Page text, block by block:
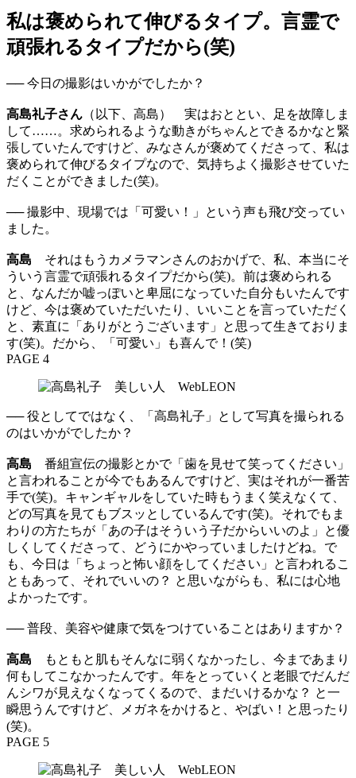
私は褒められて伸びるタイプ。言霊で
頑張れるタイプだから(笑)
── 今日の撮影はいかがでしたか？
高島礼子さん （以下、高島） 実はおととい、足を故障しま
して……。求められるような動きがちゃんとできるかなと緊
張していたんですけど、みなさんが褒めてくださって、私は
褒められて伸びるタイプなので、気持ちよく撮影させていた
だくことができました(笑)。
── 撮影中、現場では「可愛い！」という声も飛び交ってい
ました。
高島 それはもうカメラマンさんのおかげで、私、本当にそ
ういう言霊で頑張れるタイプだから(笑)。前は褒められる
と、なんだか嘘っぽいと卑屈になっていた自分もいたんです
けど、今は褒めていただいたり、いいことを言っていただく
と、素直に「ありがとうございます」と思って生きておりま
す(笑)。だから、「可愛い」も喜んで！(笑)
PAGE 4
── 役としてではなく、「高島礼子」として写真を撮られる
のはいかがでしたか？
高島 番組宣伝の撮影とかで「歯を見せて笑ってください」
と言われることが今でもあるんですけど、実はそれが一番苦
手で(笑)。キャンギャルをしていた時もうまく笑えなくて、
どの写真を見てもブスッとしているんです(笑)。それでもま
わりの方たちが「あの子はそういう子だからいいのよ」と優
しくしてくださって、どうにかやっていましたけどね。で
も、今日は「ちょっと怖い顔をしてください」と言われるこ
ともあって、それでいいの？ と思いながらも、私には心地
よかったです。
── 普段、美容や健康で気をつけていることはありますか？
高島 もともと肌もそんなに弱くなかったし、今まであまり
何もしてこなかったんです。年をとっていくと老眼でだんだ
んシワが見えなくなってくるので、まだいけるかな？ と一
瞬思うんですけど、メガネをかけると、やばい！と思ったり
(笑)。
PAGE 5